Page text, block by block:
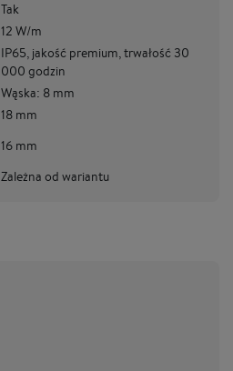
Tak
12 W/m
IP65, jakość premium, trwałość 30
000 godzin
Wąska: 8 mm
18 mm
16 mm
Zależna od wariantu